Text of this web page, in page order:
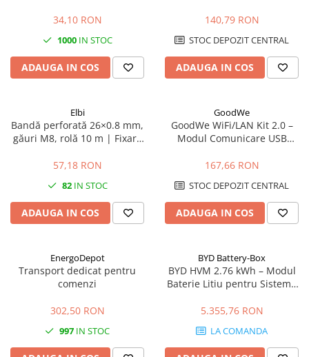
34,10 RON
1000IN STOC
ADAUGA IN COS
Enphase IQ
140,79 RON
STOC DEPOZIT CENTRAL
ADAUGA IN COS
Elbi
Bandă perforată 26×0.8 mm,
găuri M8, rolă 10 m | Fixare
57,18 RON
82IN STOC
ADAUGA IN COS
GoodWe
GoodWe WiFi/LAN Kit 2.0 –
Modul Comunicare USB
(LAN, WLAN, Bluetooth, IP65)
167,66 RON
STOC DEPOZIT CENTRAL
ADAUGA IN COS
EnergoDepot
Transport dedicat pentru
comenzi
302,50 RON
997 IN STOC
BYD Battery-Box
BYD HVM 2.76 kWh – Modul
Baterie Litiu pentru Sisteme
5.355,76 RON
LA COMANDA